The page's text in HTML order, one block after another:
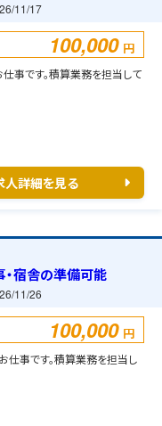
11/17
100,000 円
事です。積算業務を担当して
人詳細を見る
・宿舎の準備可能
11/26
100,000 円
事です。積算業務を担当し